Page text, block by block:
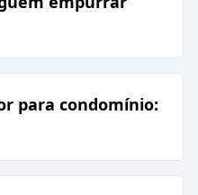
para condomínio: